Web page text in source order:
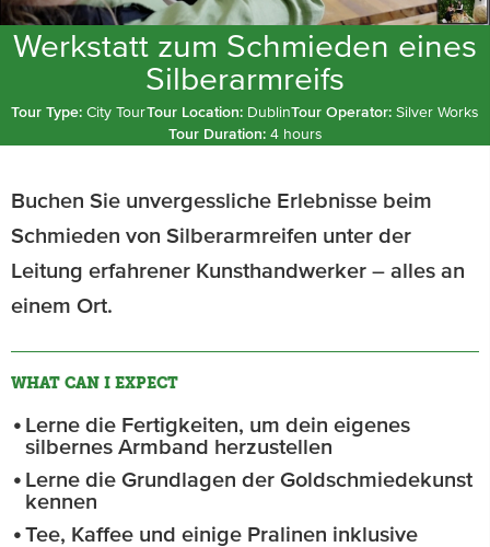
Werkstatt zum Schmieden eines
Silberarmreifs
Tour Type:City TourTour Location: DublinTour Operator: Silver Works
Tour Duration: 4 hours
Buchen Sie unvergessliche Erlebnisse beim
Schmieden von Silberarmreifen unter der
Leitung erfahrener Kunsthandwerker – alles an
einem Ort.
WHAT CAN I EXPECT
Lerne die Fertigkeiten, um dein eigenes
silbernes Armband herzustellen
Lerne die Grundlagen der Goldschmiedekunst
kennen
Tee, Kaffee und einige Pralinen inklusive